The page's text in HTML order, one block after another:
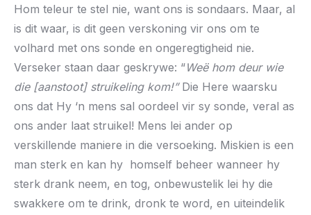
Hom teleur te stel nie, want ons is sondaars. Maar, al
is dit waar, is dit geen verskoning vir ons om te
volhard met ons sonde en ongeregtigheid nie.
Verseker staan daar geskrywe: “Weë hom deur wie
die [aanstoot] struikeling kom!”Die Here waarsku
ons dat Hy ‘n mens sal oordeel vir sy sonde, veral as
ons ander laat struikel! Mens lei ander op
verskillende maniere in die versoeking. Miskien is een
man sterk en kan hy homself beheer wanneer hy
sterk drank neem, en tog, onbewustelik lei hy die
swakkere om te drink, dronk te word, en uiteindelik